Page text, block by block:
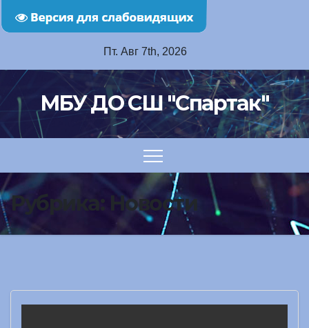
содержимому
Пт. Авг 7th, 2026
МБУ ДО СШ "Спартак"
Рубрика: Новости